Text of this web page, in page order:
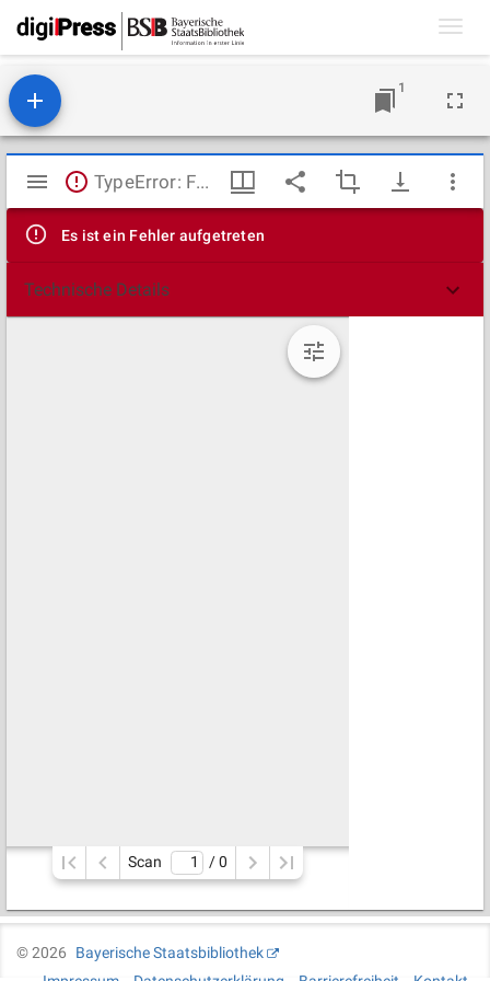
1
Mirador
Viewer
TypeError: Failed to fetch
Es ist ein Fehler aufgetreten
Technische Details
Scan / 0
©2026
Bayerische Staatsbibliothek